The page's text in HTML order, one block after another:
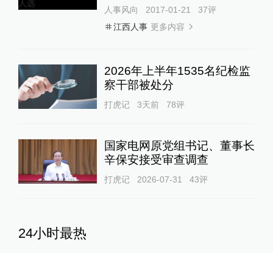
人事风向 2017-01-21 37评
江西人事 更多内容
2026年上半年1535名纪检监
察干部被处分
打虎记 3天前 78评
国家电网原党组书记、董事长
辛保安接受审查调查
打虎记 2026-07-31 43评
24小时最热